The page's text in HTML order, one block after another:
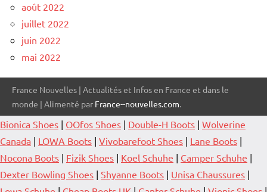
août 2022
juillet 2022
juin 2022
mai 2022
France Nouvelles | Actualités et Infos en France et dans le
monde | Alimenté par France--nouvelles.com.
Bionica Shoes | OOfos Shoes | Double-H Boots | Wolverine
Canada | LOWA Boots | Vivobarefoot Shoes | Lane Boots |
Nocona Boots | Fizik Shoes | Koel Schuhe | Camper Schuhe |
Dexter Bowling Shoes | Shyanne Boots | Unisa Chaussures |